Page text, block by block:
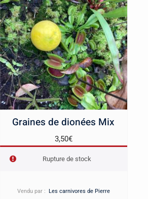
Graines de dionées Mix
3,50€
Rupture de stock
Vendu par : Les carnivores de Pierre